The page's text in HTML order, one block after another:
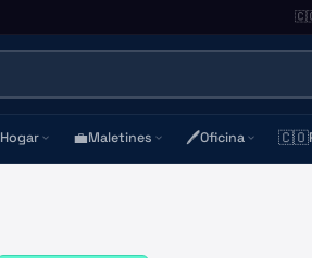
Hogar 💼Maletines 🖊️Oficina 🇨🇴